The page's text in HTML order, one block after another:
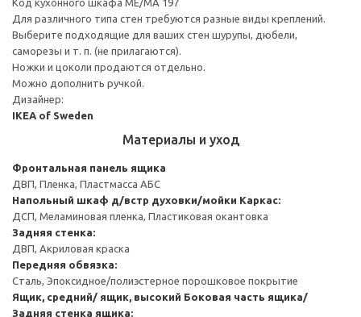
Для различного типа стен требуются разные виды креплений.
Выберите подходящие для ваших стен шурупы, дюбели,
саморезы и т. п. (не прилагаются).
Ножки и цоколи продаются отдельно.
Можно дополнить ручкой.
Дизайнер:
IKEA of Sweden
Материалы и уход
Фронтальная панель ящика
ДВП, Пленка, Пластмасса АБС
Напольный шкаф д/встр духовки/мойки Каркас:
ДСП, Меламиновая пленка, Пластиковая окантовка
Задняя стенка:
ДВП, Акриловая краска
Передняя обвязка:
Сталь, Эпоксидное/полиэстерное порошковое покрытие
Ящик, средний/ ящик, высокий Боковая часть ящика/
Задняя стенка ящика: